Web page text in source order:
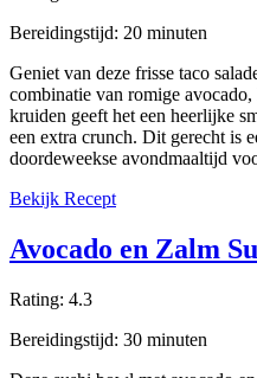
Bereidingstijd: 20 minuten
Geniet van deze frisse taco
combinatie van romige
kruiden geeft het een heerlijke
een extra crunch. Dit gerecht is
doordeweekse avondmaaltijd
Bekijk Recept
Avocado en Zalm
Rating: 4.3
Bereidingstijd: 30 minuten